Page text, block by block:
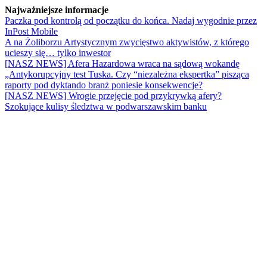
Najważniejsze informacje
Paczka pod kontrolą od początku do końca. Nadaj wygodnie przez
InPost Mobile
A na Żoliborzu Artystycznym zwycięstwo aktywistów, z którego
ucieszy się… tylko inwestor
[NASZ NEWS] Afera Hazardowa wraca na sądową wokandę
„Antykorupcyjny test Tuska. Czy “niezależna ekspertka” pisząca
raporty pod dyktando branż poniesie konsekwencje?
[NASZ NEWS] Wrogie przejęcie pod przykrywką afery?
Szokujące kulisy śledztwa w podwarszawskim banku